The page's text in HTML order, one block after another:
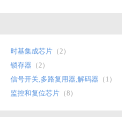
时基集成芯片 （2）
锁存器 （2）
信号开关,多路复用器,解码器 （1）
监控和复位芯片 （8）